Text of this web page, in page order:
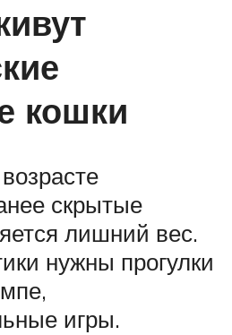
кошки
скрытые
лишний вес.
нужны прогулки
игры.